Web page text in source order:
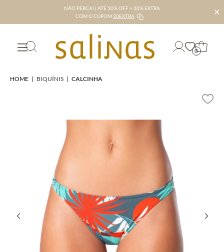
NÃO PERCA! | ATÉ 50% OFF + 20% EXTRA
COM O CUPOM 20EXTRA ✕
0
HOME | BIQUÍNIS | CALCINHA